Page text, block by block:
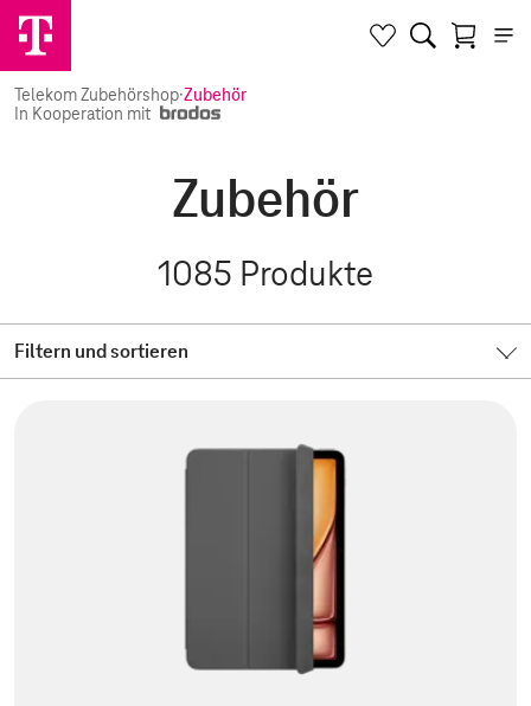
Telekom Zubehörshop·Zubehör
In Kooperation mit
Zubehör
1085 Produkte
Filtern und sortieren